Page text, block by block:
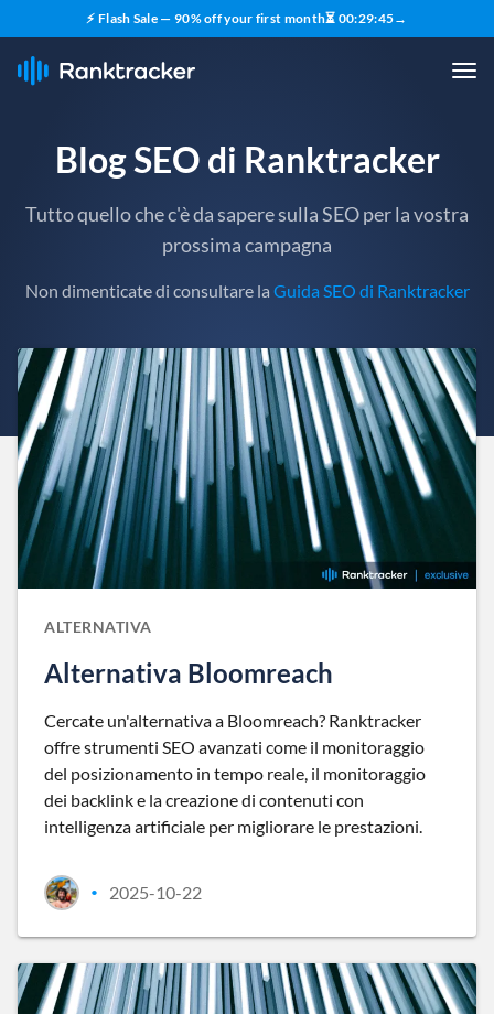
⚡ Flash Sale — 90% off your first month⏳ 00:29:44→
Blog SEO di Ranktracker
Tutto quello che c'è da sapere sulla SEO per la vostra
prossima campagna
Non dimenticate di consultare la Guida SEO di Ranktracker
ALTERNATIVA
Alternativa Bloomreach
Cercate un'alternativa a Bloomreach? Ranktracker
offre strumenti SEO avanzati come il monitoraggio
del posizionamento in tempo reale, il monitoraggio
dei backlink e la creazione di contenuti con
intelligenza artificiale per migliorare le prestazioni.
• 2025-10-22